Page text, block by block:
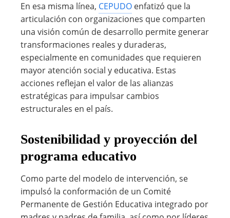
En esa misma línea, CEPUDO enfatizó que la
articulación con organizaciones que comparten
una visión común de desarrollo permite generar
transformaciones reales y duraderas,
especialmente en comunidades que requieren
mayor atención social y educativa. Estas
acciones reflejan el valor de las alianzas
estratégicas para impulsar cambios
estructurales en el país.
Sostenibilidad y proyección del
programa educativo
Como parte del modelo de intervención, se
impulsó la conformación de un Comité
Permanente de Gestión Educativa integrado por